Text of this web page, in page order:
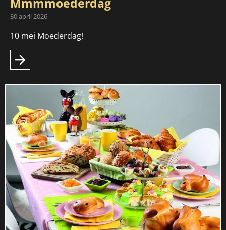
30 april 2026
10 mei Moederdag!